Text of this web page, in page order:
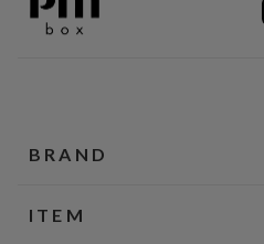
BRAND
ITEM